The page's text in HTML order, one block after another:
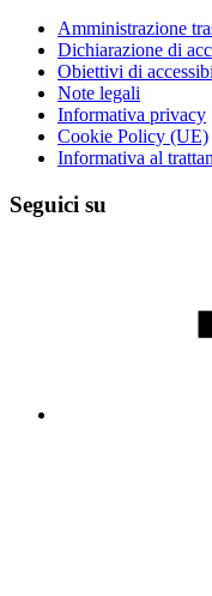
Amministrazione
Dichiarazione di
Obiettivi di
Note legali
Informativa privacy
Cookie Policy (UE)
Informativa al
Seguici su